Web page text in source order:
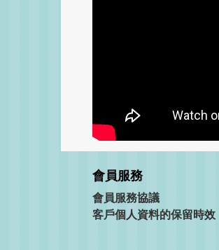
會員服務
會員服務協議
客戶個人資料的保留時效